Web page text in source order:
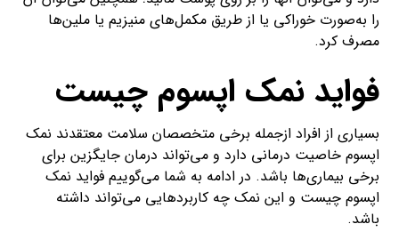
را به‌صورت خوراکی یا از طریق مکمل‌های منیزیم یا ملین‌ها
مصرف کرد.
فواید نمک اپسوم چیست
بسیاری از افراد ازجمله برخی متخصصان سلامت معتقدند نمک
اپسوم خاصیت درمانی دارد و می‌تواند درمان جایگزین برای
برخی بیماری‌ها باشد. در ادامه به شما می‌گوییم فواید نمک
اپسوم چیست و این نمک چه کاربردهایی می‌تواند داشته
باشد.